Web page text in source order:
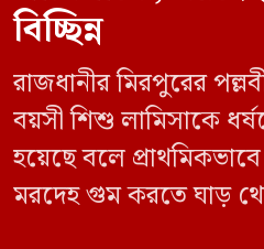
বিচ্ছিন্ন
রাজধানীর মিরপুরের
বয়সী শিশু লামিসাকে
হয়েছে বলে
মরদেহ গুম করতে ঘাড়